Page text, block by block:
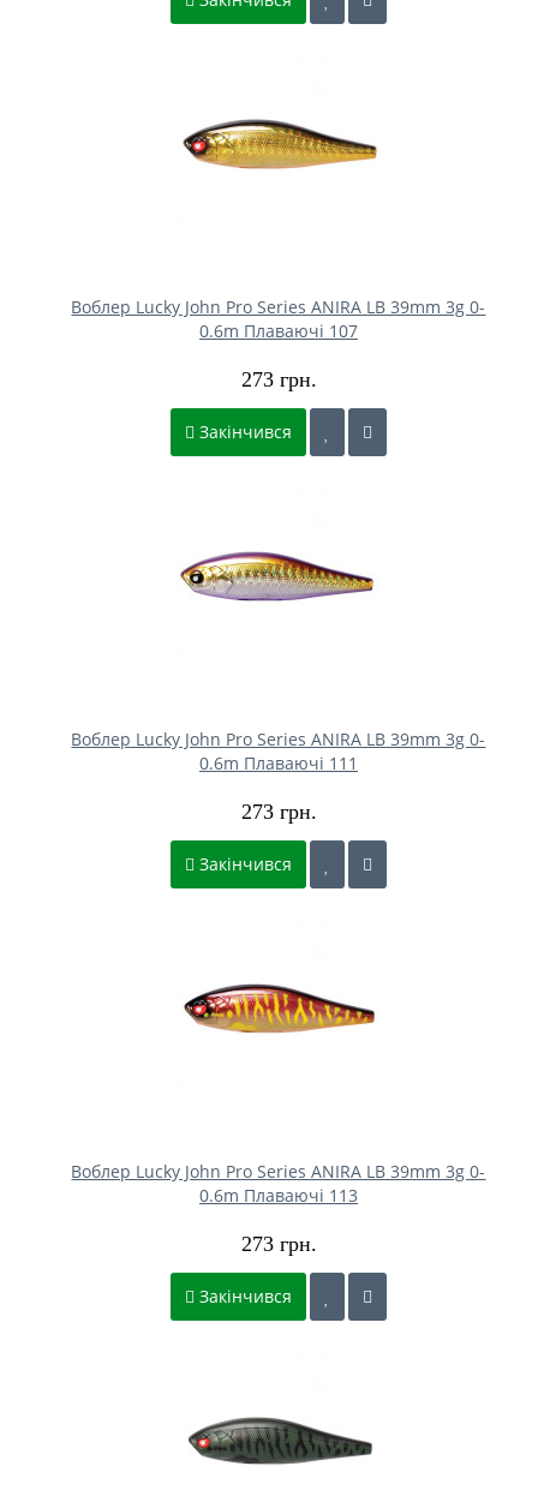
Воблер Lucky John Pro Series ANIRA LB 39mm 3g 0-
0.6m Плаваючі 107
273 грн.
Закінчився
Воблер Lucky John Pro Series ANIRA LB 39mm 3g 0-
0.6m Плаваючі 111
273 грн.
Закінчився
Воблер Lucky John Pro Series ANIRA LB 39mm 3g 0-
0.6m Плаваючі 113
273 грн.
Закінчився